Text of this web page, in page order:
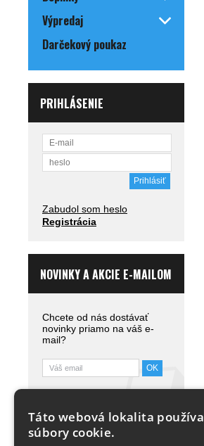
Výpredaj
Darčekový poukaz
PRIHLÁSENIE
Zabudol som heslo
Registrácia
NOVINKY A AKCIE E-MAILOM
Chcete od nás dostávať
novinky priamo na váš e-
mail?
Zistiť viac.
Táto webová lokalita používa
súbory cookie.